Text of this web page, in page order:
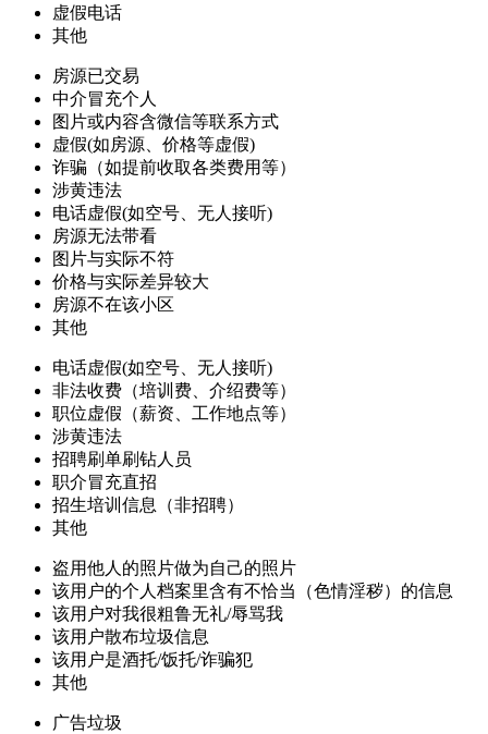
虚假电话
其他
房源已交易
中介冒充个人
图片或内容含微信等联系方式
虚假(如房源、价格等虚假)
诈骗（如提前收取各类费用等）
涉黄违法
电话虚假(如空号、无人接听)
房源无法带看
图片与实际不符
价格与实际差异较大
房源不在该小区
其他
电话虚假(如空号、无人接听)
非法收费（培训费、介绍费等）
职位虚假（薪资、工作地点等）
涉黄违法
招聘刷单刷钻人员
职介冒充直招
招生培训信息（非招聘）
其他
盗用他人的照片做为自己的照片
该用户的个人档案里含有不恰当（色情淫秽）的信息
该用户对我很粗鲁无礼/辱骂我
该用户散布垃圾信息
该用户是酒托/饭托/诈骗犯
其他
广告垃圾